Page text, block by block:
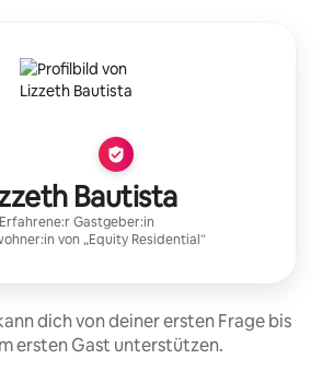
Bautista
Erfahrene:r Gastgeber:in
von „Equity Residential“
dich von deiner ersten Frage bis
ersten Gast unterstützen.